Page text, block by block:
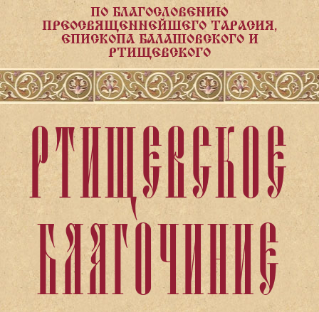
ПО БЛАГОСЛОВЕНИЮ
ПРЕОСВЯЩЕННЕЙШЕГО ТАРАСИЯ,
ЕПИСКОПА БАЛАШОВСКОГО И
РТИЩЕВСКОГО
РТИЩЕВСКОЕ
БЛАГОЧИНИЕ